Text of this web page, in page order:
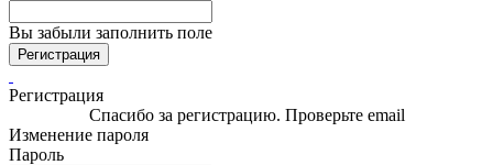
Вы забыли заполнить поле
Регистрация
Регистрация
Спасибо за регистрацию. Проверьте email
Изменение пароля
Пароль